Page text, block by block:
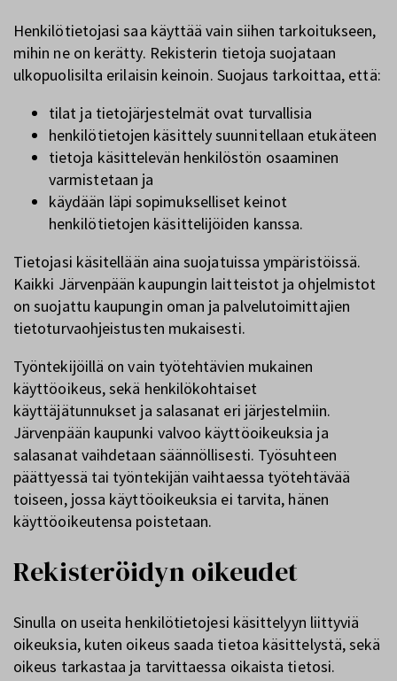
Henkilötietojasi saa käyttää vain siihen tarkoitukseen,
mihin ne on kerätty. Rekisterin tietoja suojataan
ulkopuolisilta erilaisin keinoin. Suojaus tarkoittaa, että:
tilat ja tietojärjestelmät ovat turvallisia
henkilötietojen käsittely suunnitellaan etukäteen
tietoja käsittelevän henkilöstön osaaminen
varmistetaan ja
käydään läpi sopimukselliset keinot
henkilötietojen käsittelijöiden kanssa.
Tietojasi käsitellään aina suojatuissa ympäristöissä.
Kaikki Järvenpään kaupungin laitteistot ja ohjelmistot
on suojattu kaupungin oman ja palvelutoimittajien
tietoturvaohjeistusten mukaisesti.
Työntekijöillä on vain työtehtävien mukainen
käyttöoikeus, sekä henkilökohtaiset
käyttäjätunnukset ja salasanat eri järjestelmiin.
Järvenpään kaupunki valvoo käyttöoikeuksia ja
salasanat vaihdetaan säännöllisesti. Työsuhteen
päättyessä tai työntekijän vaihtaessa työtehtävää
toiseen, jossa käyttöoikeuksia ei tarvita, hänen
käyttöoikeutensa poistetaan.
Rekisteröidyn oikeudet
Sinulla on useita henkilötietojesi käsittelyyn liittyviä
oikeuksia, kuten oikeus saada tietoa käsittelystä, sekä
oikeus tarkastaa ja tarvittaessa oikaista tietosi.